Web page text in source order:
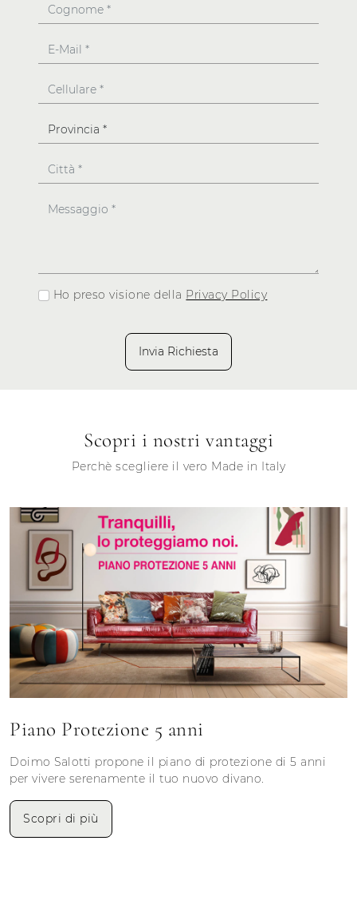
Ho preso visione della Privacy Policy
Invia Richiesta
Scopri i nostri vantaggi
Perchè scegliere il vero Made in Italy
Piano Protezione 5 anni
Doimo Salotti propone il piano di protezione di 5 anni
per vivere serenamente il tuo nuovo divano.
Scopri di più